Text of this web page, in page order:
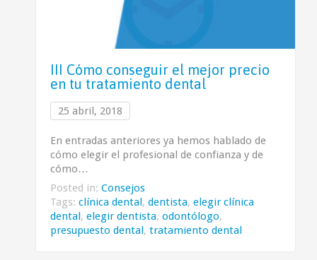
III Cómo conseguir el mejor precio
en tu tratamiento dental
25 abril, 2018
En entradas anteriores ya hemos hablado de
cómo elegir el profesional de confianza y de
cómo…
Posted in: Consejos
Tags: clínica dental, dentista, elegir clínica
dental, elegir dentista, odontólogo,
presupuesto dental, tratamiento dental